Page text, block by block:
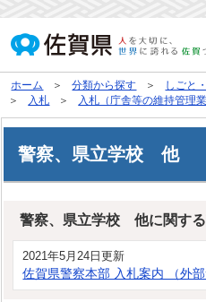
ホーム 分類から探す しごと
入札
入札（庁舎等の維持管理業
警察、県立学校 他
警察、県立学校 他に関す
2021年5月24日更新
佐賀県警察本部 入札案内 （外